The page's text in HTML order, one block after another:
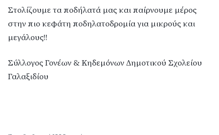
Στολίζουμε τα ποδήλατά μας και παίρνουμε μέρος
στην πιο κεφάτη ποδηλατοδρομία για μικρούς και
μεγάλους!!
Σύλλογος Γονέων & Κηδεμόνων Δημοτικού Σχολείου
Γαλαξιδίου